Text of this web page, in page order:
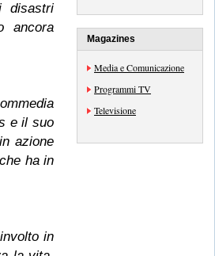
disastri
ancora
e il suo
azione
ha in
in
Magazines
Media e Comunicazione
Programmi TV
Televisione